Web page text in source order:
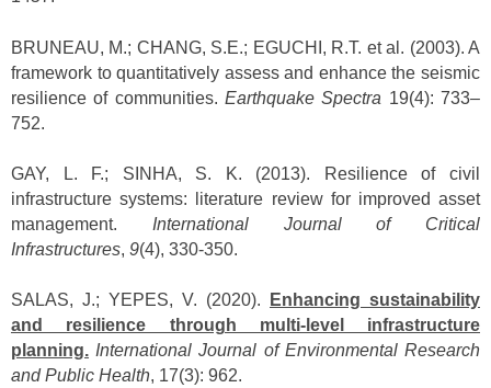
BRUNEAU, M.; CHANG, S.E.; EGUCHI, R.T. et al. (2003). A
framework to quantitatively assess and enhance the seismic
resilience of communities. Earthquake Spectra 19(4): 733–
752.
GAY, L. F.; SINHA, S. K. (2013). Resilience of civil
infrastructure systems: literature review for improved asset
management. International Journal of Critical
Infrastructures, 9(4), 330-350.
SALAS, J.; YEPES, V. (2020).
Enhancing sustainability
and resilience through multi-level infrastructure
planning. International Journal of Environmental Research
and Public Health, 17(3): 962.